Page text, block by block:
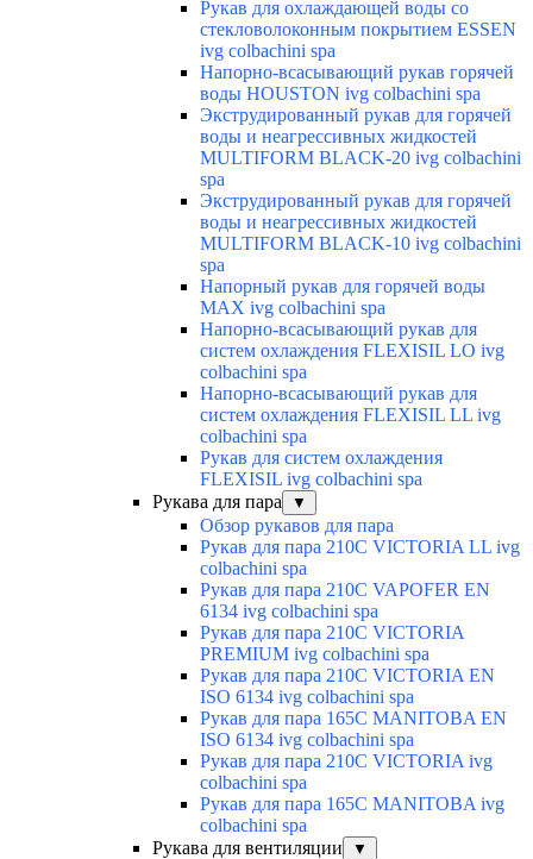
Рукав для охлаждающей воды со
стекловолоконным покрытием ESSEN
ivg colbachini spa
Напорно-всасывающий рукав горячей
воды HOUSTON ivg colbachini spa
Экструдированный рукав для горячей
воды и неагрессивных жидкостей
MULTIFORM BLACK-20 ivg colbachini
spa
Экструдированный рукав для горячей
воды и неагрессивных жидкостей
MULTIFORM BLACK-10 ivg colbachini
spa
Напорный рукав для горячей воды
MAX ivg colbachini spa
Напорно-всасывающий рукав для
систем охлаждения FLEXISIL LO ivg
colbachini spa
Напорно-всасывающий рукав для
систем охлаждения FLEXISIL LL ivg
colbachini spa
Рукав для систем охлаждения
FLEXISIL ivg colbachini spa
Рукава для пара
▼
Обзор рукавов для пара
Рукав для пара 210C VICTORIA LL ivg
colbachini spa
Рукав для пара 210C VAPOFER EN
6134 ivg colbachini spa
Рукав для пара 210C VICTORIA
PREMIUM ivg colbachini spa
Рукав для пара 210C VICTORIA EN
ISO 6134 ivg colbachini spa
Рукав для пара 165C MANITOBA EN
ISO 6134 ivg colbachini spa
Рукав для пара 210C VICTORIA ivg
colbachini spa
Рукав для пара 165C MANITOBA ivg
colbachini spa
Рукава для вентиляции
▼